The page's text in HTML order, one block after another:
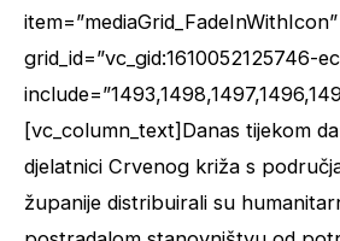
item=”mediaGrid_FadeInWithIcon”
grid_id=”vc_gid:1610052125746-
[vc_column_text]Danas tijekom
djelatnici Crvenog križa s
županije distribuirali su